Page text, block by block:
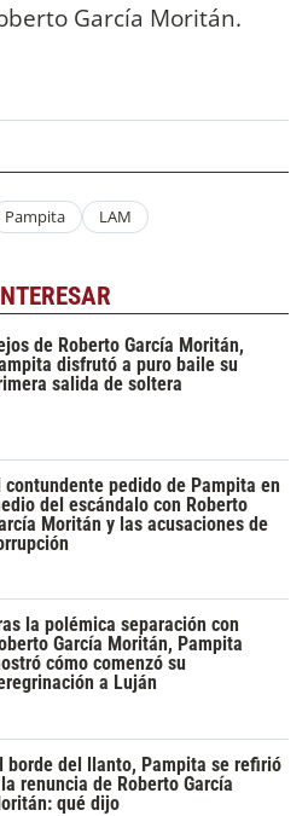
García Moritán.
Pampita LAM
de Roberto García Moritán,
disfrutó a puro baile su
salida de soltera
contundente pedido de Pampita en
del escándalo con Roberto
Moritán y las acusaciones de
la polémica separación con
García Moritán, Pampita
cómo comenzó su
a Luján
borde del llanto, Pampita se refirió
renuncia de Roberto García
qué dijo